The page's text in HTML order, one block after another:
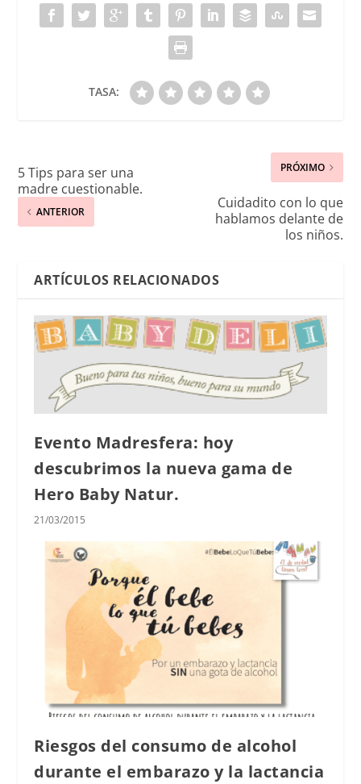
TASA:
5 Tips para ser una
madre cuestionable.
ANTERIOR
PRÓXIMO
Cuidadito con lo que
hablamos delante de
los niños.
ARTÍCULOS RELACIONADOS
Evento Madresfera: hoy
descubrimos la nueva gama de
Hero Baby Natur.
21/03/2015
Riesgos del consumo de alcohol
durante el embarazo y la lactancia